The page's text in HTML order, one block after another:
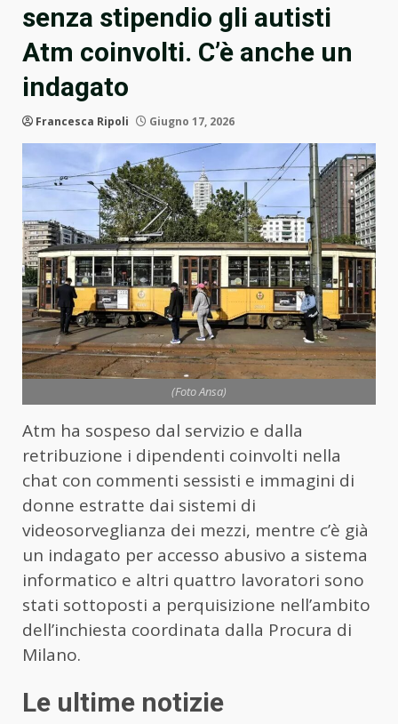
senza stipendio gli autisti
Atm coinvolti. C’è anche un
indagato
Francesca Ripoli Giugno 17, 2026
(Foto Ansa)
Atm ha sospeso dal servizio e dalla
retribuzione i dipendenti coinvolti nella
chat con commenti sessisti e immagini di
donne estratte dai sistemi di
videosorveglianza dei mezzi, mentre c’è già
un indagato per accesso abusivo a sistema
informatico e altri quattro lavoratori sono
stati sottoposti a perquisizione nell’ambito
dell’inchiesta coordinata dalla Procura di
Milano.
Le ultime notizie